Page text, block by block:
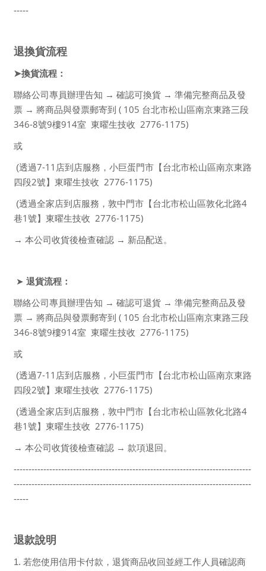
-----
退換貨流程
➤換貨流程：
聯絡公司專員辦理告知 → 確認可換貨 → 準備完整商品及發
票 → 將商品與發票郵寄到 ( 105 台北市松山區南京東路三段
346-8號9樓914室 東曜生技收 2776-1175)
或
(透過7-11 店到店服務，小巨蛋門市【台北市松山區南京東路
四段2號】東曜生技收 2776-1175)
(透過全家店到店服務，敦中門市【台北市松山區敦化北路4
巷1號】東曜生技收 2776-1175)
→ 本公司收貨後檢查確認 → 新品配送。
➤ 退貨流程：
聯絡公司專員辦理告知 → 確認可退貨 → 準備完整商品及發
票 → 將商品與發票郵寄到 ( 105 台北市松山區南京東路三段
346-8號9樓914室 東曜生技收 2776-1175)
或
(透過7-11 店到店服務，小巨蛋門市【台北市松山區南京東路
四段2號】東曜生技收 2776-1175)
(透過全家店到店服務，敦中門市【台北市松山區敦化北路4
巷1號】東曜生技收 2776-1175)
→ 本公司收貨後檢查確認 → 款項退回。
--------------------------------------------------------------------------------
--------------------------------------------------------------------------------
-----
退款說明
1. 若您使用信用卡付款，退貨商品收回並經工作人員確認商